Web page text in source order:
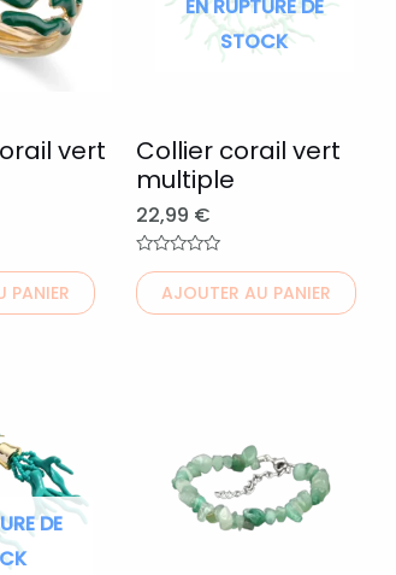
vert
PANIER
EN RUPTURE DE
STOCK
Collier corail vert
multiple
22,99 €
0
sur
5
AJOUTER AU PANIER
variations.
être
choisies
sur
la
page
DE
plusieurs
variations.